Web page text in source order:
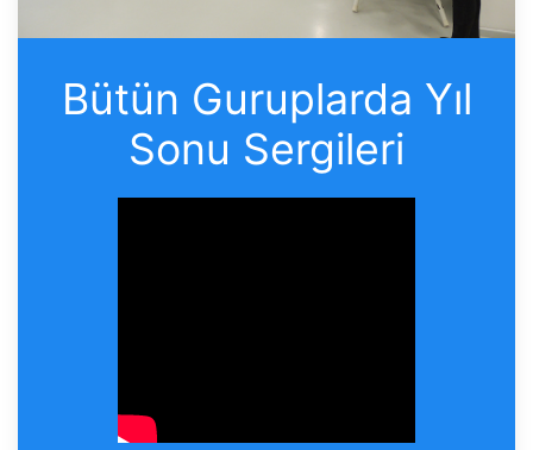
Bütün Guruplarda Yıl
Sonu Sergileri